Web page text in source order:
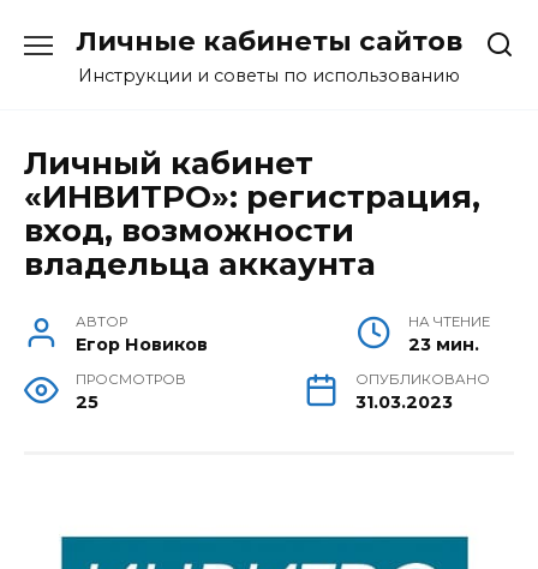
содержанию
Личные кабинеты сайтов
Инструкции и советы по использованию
Личный кабинет
«ИНВИТРО»: регистрация,
вход, возможности
владельца аккаунта
АВТОР
Егор Новиков
НА ЧТЕНИЕ
23 мин.
ПРОСМОТРОВ
25
ОПУБЛИКОВАНО
31.03.2023